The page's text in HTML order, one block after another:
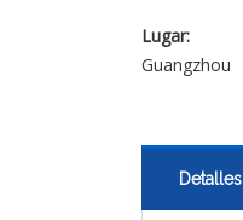
Lugar:
Guangzhou
Detalles